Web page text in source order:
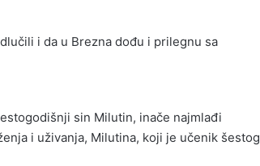
i da u Brezna dođu i prilegnu sa
sin Milutin, inače najmlađi
i uživanja, Milutina, koji je učenik šestog